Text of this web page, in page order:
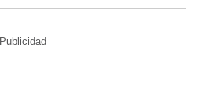
Publicidad